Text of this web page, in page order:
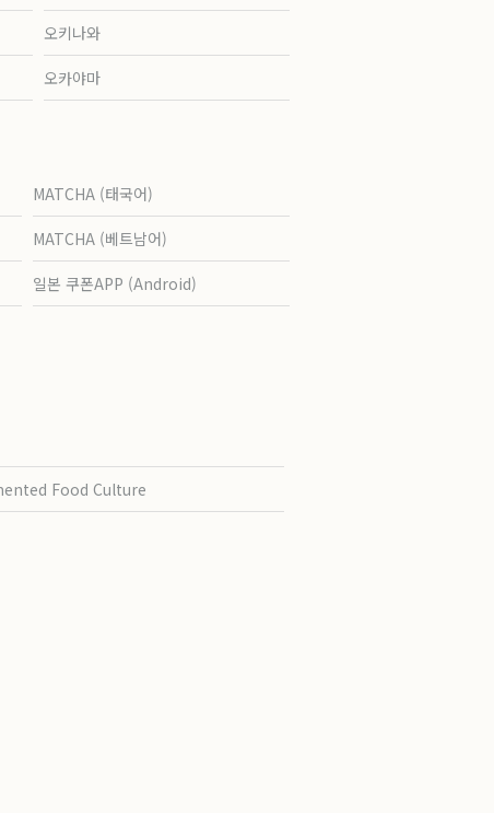
오키나와
오카야마
MATCHA (태국어)
MATCHA (베트남어)
일본 쿠폰APP (Android)
Food Culture